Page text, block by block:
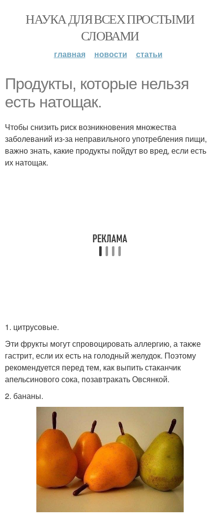
НАУКА ДЛЯ ВСЕХ ПРОСТЫМИ
СЛОВАМИ
главная новости статьи
Продукты, которые нельзя
есть натощак.
Чтобы снизить риск возникновения множества
заболеваний из-за неправильного употребления пищи,
важно знать, какие продукты пойдут во вред, если есть
их натощак.
1. цитрусовые.
Эти фрукты могут спровоцировать аллергию, а также
гастрит, если их есть на голодный желудок. Поэтому
рекомендуется перед тем, как выпить стаканчик
апельсинового сока, позавтракать Овсянкой.
2. бананы.